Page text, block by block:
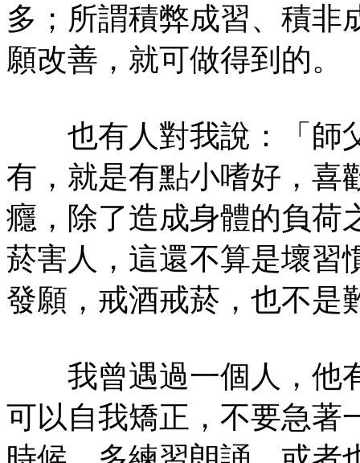
多；所謂積弊成習、積非
願改善，就可做得到的。
也有人對我說：「師
有，就是有點小嗜好，喜
癮，除了造成身體的負荷
菸害人，這還不算是壞習
發願，戒酒戒菸，也不是
我曾遇過一個人，他
可以自我矯正，不要急著